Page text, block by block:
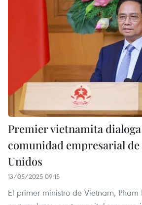
Premier vietnamita
comunidad empresarial de
Unidos
13/05/2025 09:15
El primer ministro de Vietnam,